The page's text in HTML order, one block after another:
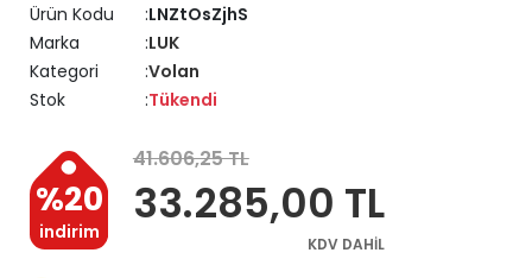
Ürün Kodu
LNZtOsZjhS
Marka
LUK
Kategori
Volan
Stok
Tükendi
%20
indirim
41.606,25 TL
33.285,00 TL
KDV DAHİL